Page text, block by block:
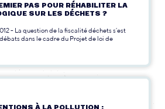
PAS POUR RÉHABILITER LA
SUR LES DÉCHETS ?
- La question de la fiscalité déchets s’est
dans le cadre du Projet de loi de